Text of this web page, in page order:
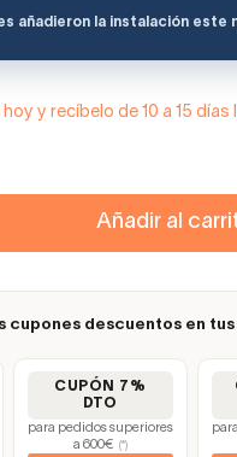
añadieron la instalación este
y recíbelo de 10 a 15 días
Añadir al
cupones descuentos en
CUPÓN 7%
DTO
para pedidos superiores
a 600€
(*)